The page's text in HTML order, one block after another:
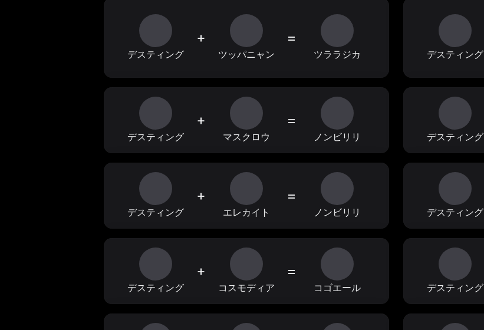
デスティング
+
ツッパニャン
=
ツララジカ デスティング
デスティング
+
マスクロウ
=
ノンビリリ デスティング
デスティング
+
エレカイト
=
ノンビリリ デスティング
デスティング
+
コスモディア
=
コゴエール デスティング